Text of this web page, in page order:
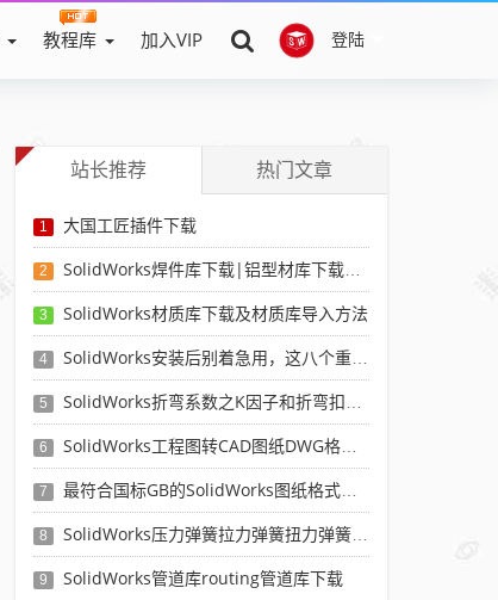
登陆
教程库 加入VIP
站长推荐 热门文章
1 大国工匠插件下载
2 SolidWorks焊件库下载|铝型材库下载|附sw焊件库添加配置使用教程
3 SolidWorks材质库下载及材质库导入方法
4 SolidWorks安装后别着急用，这八个重要SolidWorks设置可以提高你的画图效率
5 SolidWorks折弯系数之K因子和折弯扣除表-溪风推荐
6 SolidWorks工程图转CAD图纸DWG格式映射文件无乱码可分层-溪风亲测推荐
7 最符合国标GB的SolidWorks图纸格式和图纸模板下载-溪风专用版
8 SolidWorks压力弹簧拉力弹簧扭力弹簧涡卷弹簧自动生成宏程序下载
9 SolidWorks管道库routing管道库下载